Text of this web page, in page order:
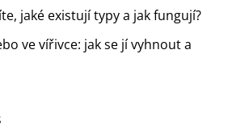
jaké existují typy a jak fungují?
ve vířivce: jak se jí vyhnout a